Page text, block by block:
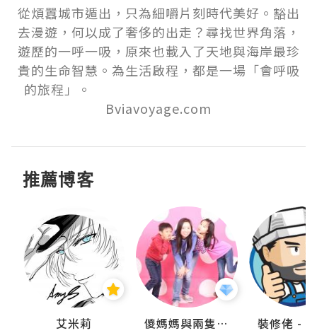
從煩囂城市遁出，只為細嚼片刻時代美好。豁出
去漫遊，何以成了奢侈的出走？尋找世界角落，
遊歷的一呼一吸，原來也載入了天地與海岸最珍
貴的生命智慧。為生活啟程，都是一場「會呼吸
的旅程」。
Bviavoyage.com
推薦博客
艾米莉 儍媽媽與兩隻小魔怪之家